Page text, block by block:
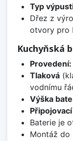
Typ
Dřez z
otvory pro
Kuchyňská
Provedení:
Tlaková
vodnímu
Výška
Baterie je
Montáž do